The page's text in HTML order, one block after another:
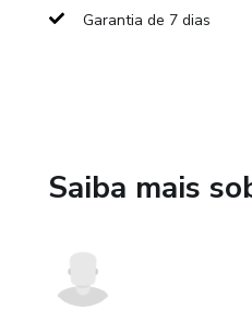
Garantia de 7 dias
Saiba mais